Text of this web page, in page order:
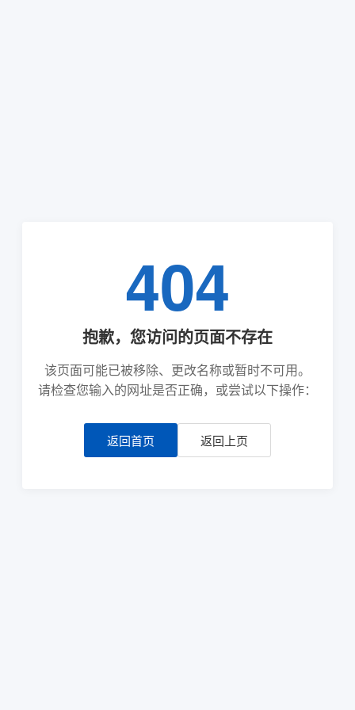
404
抱歉，您访问的页面不存在
该页面可能已被移除、更改名称或暂时不可用。
请检查您输入的网址是否正确，或尝试以下操作：
返回首页 返回上页